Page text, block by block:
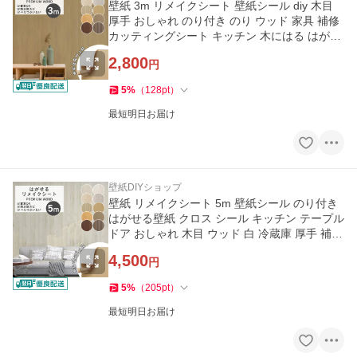
壁紙 3m リメイクシート 壁紙シール diy 木目
厚手 おしゃれ のり付き のり ウッド 家具 補修
カッティングシート キッチン 木にはる はがせ
2,800円
5% （ 128pt）
最短明日お届け
壁紙DIYショップ
壁紙 リメイクシート 5m 壁紙シール のり付き
はがせる壁紙 クロス シール キッチン テープル
ドア おしゃれ 木目 ウッド 白 冷蔵庫 厚手 補修
4,500円
5% （205pt）
最短明日お届け